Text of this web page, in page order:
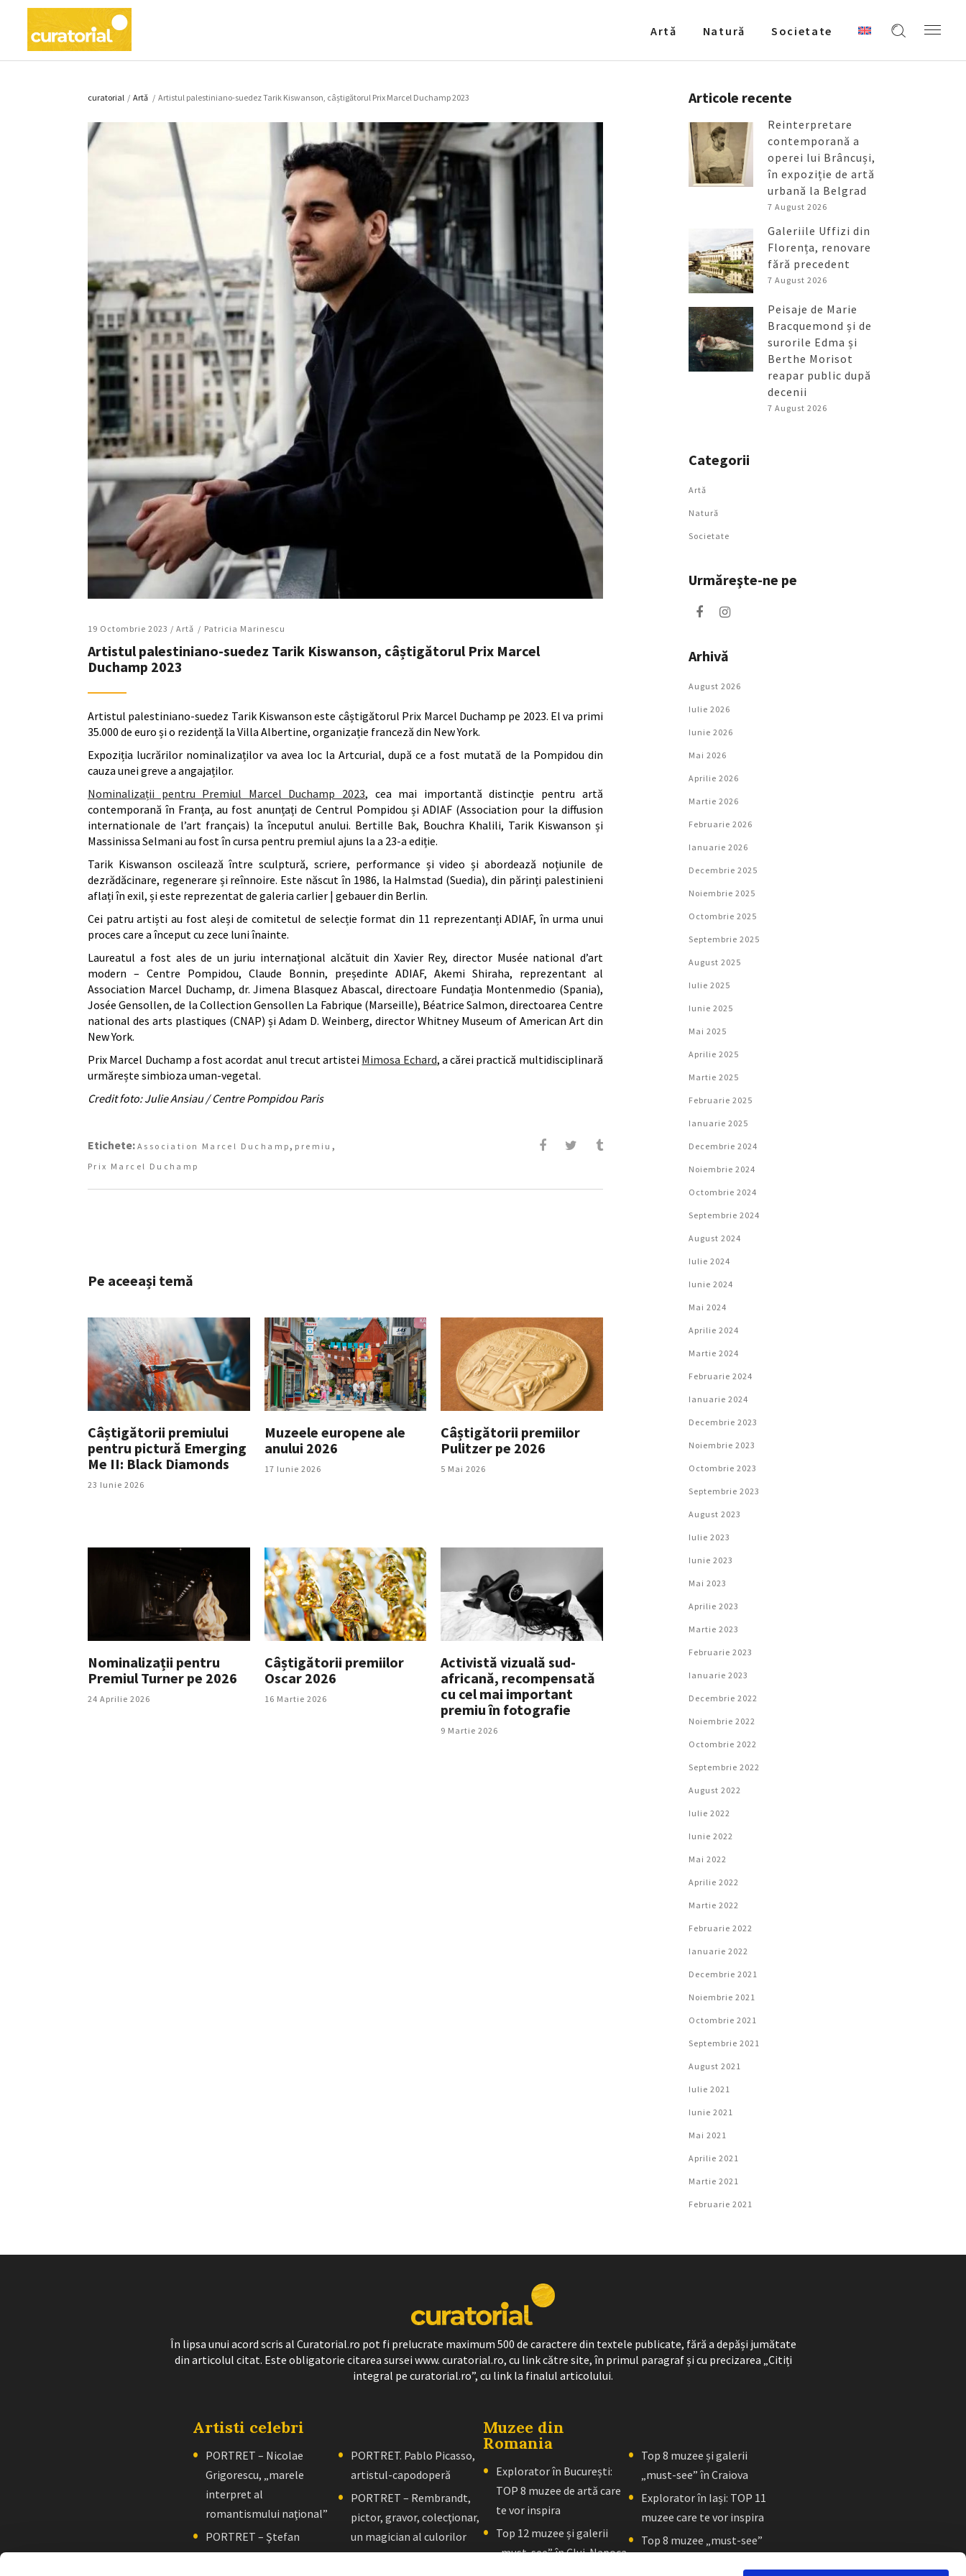
Artǎ Natură Societate
curatorial / Artǎ / Artistul palestiniano-suedez Tarik Kiswanson, câștigătorul Prix Marcel Duchamp 2023
19 Octombrie 2023 / Artǎ Patricia Marinescu
Artistul palestiniano-suedez Tarik Kiswanson, câștigătorul Prix Marcel
Duchamp 2023
Artistul palestiniano-suedez Tarik Kiswanson este câștigătorul Prix Marcel Duchamp pe 2023. El va primi
35.000 de euro și o rezidență la Villa Albertine, organizație franceză din New York.
Expoziția lucrărilor nominalizaților va avea loc la Artcurial, după ce a fost mutată de la Pompidou din
cauza unei greve a angajaților.
Nominalizații pentru Premiul Marcel Duchamp 2023, cea mai importantă distincție pentru artă
contemporană în Franța, au fost anunțați de Centrul Pompidou și ADIAF (Association pour la diffusion
internationale de l’art français) la începutul anului. Bertille Bak, Bouchra Khalili, Tarik Kiswanson și
Massinissa Selmani au fost în cursa pentru premiul ajuns la a 23-a ediție.
Tarik Kiswanson oscilează între sculptură, scriere, performance și video și abordează noțiunile de
dezrădăcinare, regenerare și reînnoire. Este născut în 1986, la Halmstad (Suedia), din părinți palestinieni
aflați în exil, și este reprezentat de galeria carlier | gebauer din Berlin.
Cei patru artiști au fost aleși de comitetul de selecție format din 11 reprezentanți ADIAF, în urma unui
proces care a început cu zece luni înainte.
Laureatul a fost ales de un juriu internațional alcătuit din Xavier Rey, director Musée national d’art
modern – Centre Pompidou, Claude Bonnin, președinte ADIAF, Akemi Shiraha, reprezentant al
Association Marcel Duchamp, dr. Jimena Blasquez Abascal, directoare Fundația Montenmedio (Spania),
Josée Gensollen, de la Collection Gensollen La Fabrique (Marseille), Béatrice Salmon, directoarea Centre
national des arts plastiques (CNAP) și Adam D. Weinberg, director Whitney Museum of American Art din
New York.
Prix Marcel Duchamp a fost acordat anul trecut artistei Mimosa Echard, a cărei practică multidisciplinară
urmărește simbioza uman-vegetal.
Credit foto: Julie Ansiau / Centre Pompidou Paris
Etichete: Association Marcel Duchamp, premiu ,
Prix Marcel Duchamp
Pe aceeași temă
Câștigătorii premiului
pentru pictură Emerging
Me II: Black Diamonds
23 Iunie 2026
Muzeele europene ale
anului 2026
17 Iunie 2026
Câștigătorii premiilor
Pulitzer pe 2026
5 Mai 2026
Nominalizații pentru
Premiul Turner pe 2026
24 Aprilie 2026
Câștigătorii premiilor
Oscar 2026
16 Martie 2026
Activistă vizuală sud-
africană, recompensată
cu cel mai important
premiu în fotografie
9 Martie 2026
Articole recente
Reinterpretare
contemporană a
operei lui Brâncuși,
în expoziție de artă
urbană la Belgrad
7 August 2026
Galeriile Uffizi din
Florența, renovare
fără precedent
7 August 2026
Peisaje de Marie
Bracquemond și de
surorile Edma și
Berthe Morisot
reapar public după
decenii
7 August 2026
Categorii
Artǎ
Natură
Societate
Urmăreşte-ne pe
Arhivă
August 2026
Iulie 2026
Iunie 2026
Mai 2026
Aprilie 2026
Martie 2026
Februarie 2026
Ianuarie 2026
Decembrie 2025
Noiembrie 2025
Octombrie 2025
Septembrie 2025
August 2025
Iulie 2025
Iunie 2025
Mai 2025
Aprilie 2025
Martie 2025
Februarie 2025
Ianuarie 2025
Decembrie 2024
Noiembrie 2024
Octombrie 2024
Septembrie 2024
August 2024
Iulie 2024
Iunie 2024
Mai 2024
Aprilie 2024
Martie 2024
Februarie 2024
Ianuarie 2024
Decembrie 2023
Noiembrie 2023
Octombrie 2023
Septembrie 2023
August 2023
Iulie 2023
Iunie 2023
Mai 2023
Aprilie 2023
Martie 2023
Februarie 2023
Ianuarie 2023
Decembrie 2022
Noiembrie 2022
Octombrie 2022
Septembrie 2022
August 2022
Iulie 2022
Iunie 2022
Mai 2022
Aprilie 2022
Martie 2022
Februarie 2022
Ianuarie 2022
Decembrie 2021
Noiembrie 2021
Octombrie 2021
Septembrie 2021
August 2021
Iulie 2021
Iunie 2021
Mai 2021
Aprilie 2021
Martie 2021
Februarie 2021
În lipsa unui acord scris al Curatorial.ro pot fi prelucrate maximum 500 de caractere din textele publicate, fără a depăși jumătate
din articolul citat. Este obligatorie citarea sursei www. curatorial.ro, cu link către site, în primul paragraf și cu precizarea „Citiți
integral pe curatorial.ro”, cu link la finalul articolului.
Artisti celebri
PORTRET – Nicolae
Grigorescu, „marele
interpret al
romantismului naţional”
PORTRET – Ştefan
Luchian, „un zugrav”
PORTRET. Pablo Picasso,
artistul-capodoperă
PORTRET – Rembrandt,
pictor, gravor, colecţionar,
un magician al culorilor
Muzee din
Romania
Explorator în București:
TOP 8 muzee de artă care
te vor inspira
Top 12 muzee și galerii
„must-see” în Cluj-Napoca
Top 8 muzee și galerii
„must-see” în Craiova
Explorator în Iași: TOP 11
muzee care te vor inspira
Top 8 muzee „must-see”